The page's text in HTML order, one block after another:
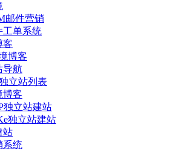
邮件营销
工单系统
客
博客
导航
立站列表
博客
独立站建站
独立站建站
站
系统